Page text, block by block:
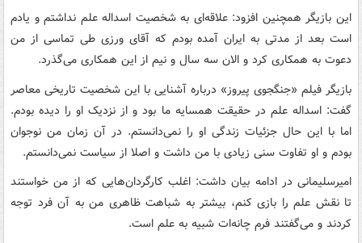
این بازیگر همچنین افزود: علاقه‌ای به شخصیت اسداله علم نداشتم و یادم
است بعد از مدتی به ایران آمده بودم که آقای ورزی طی تماسی از من
دعوت به همکاری کرد و الان سه سال و نیم از این همکاری می‌گذرد.
بازیگر فیلم «جنگجوی پیروز» درباره آشنایی با این شخصیت تاریخی معاصر
گفت: اسداله علم در حقیقت همسایه ما بود و از نزدیک او را دیده بودم.
اما با این حال جزئیات زندگی او را نمی‌دانستم. در آن زمان من نوجوان
بودم و او تفاوت سنی زیادی با من داشت و اصلا از سیاست نمی‌دانستم.
امیرسلیمانی در ادامه بیان داشت: اغلب کارگردان‌هایی که از من خواستند
تا نقش علم را بازی کنم، بیشتر به شباهت ظاهری من به آن فرد توجه
کردند و می‌گفتند فرم چانه‌ات شبیه به علم است.